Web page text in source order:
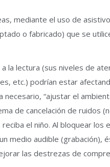
mediante el uso de
o fabricado) que se
lectura (sus niveles de
etc.) podrían estar
“ajustar el
de cancelación de ruidos
el niño. Al bloquear los
medio audible (grabación),
las destrezas de